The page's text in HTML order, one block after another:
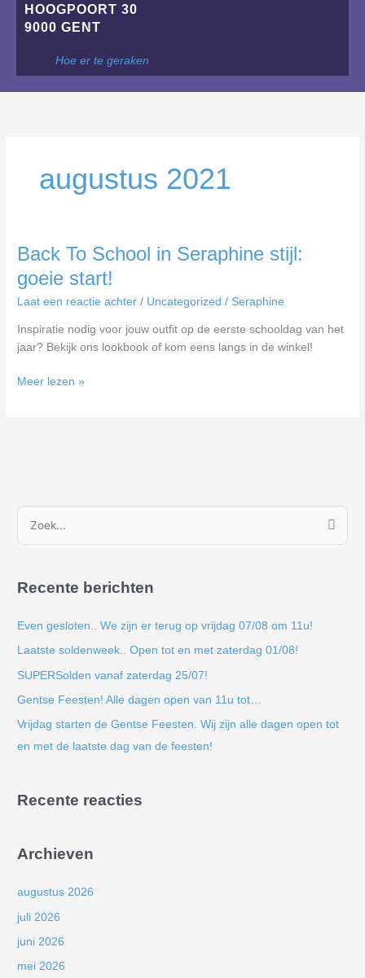
HOOGPOORT 30
9000 GENT
Hoe er te geraken
augustus 2021
Back To School in Seraphine stijl:
goeie start!
Laat een reactie achter / Uncategorized / Seraphine
Inspiratie nodig voor jouw outfit op de eerste schooldag van het
jaar? Bekijk ons lookbook of kom eens langs in de winkel!
Back
School
in
stijl:
goeie
start!
Meer lezen »
k
:
Recente berichten
Even gesloten.. We zijn er terug op vrijdag 07/08 om 11u!
Laatste soldenweek.. Open tot en met zaterdag 01/08!
SUPERSolden vanaf zaterdag 25/07!
Gentse Feesten! Alle dagen open van 11u tot…
Vrijdag starten de Gentse Feesten. Wij zijn alle dagen open tot
en met de laatste dag van de feesten!
Recente reacties
Archieven
augustus 2026
juli 2026
juni 2026
mei 2026